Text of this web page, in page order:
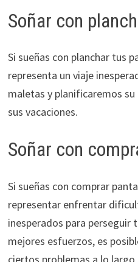
Soñar con
Si sueñas con planchar tus
representa un viaje
maletas y planificaremos
sus vacaciones.
Soñar con
Si sueñas con comprar
representar enfrentar
inesperados para perseguir
mejores esfuerzos, es
ciertos problemas a lo